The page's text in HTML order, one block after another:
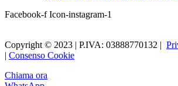
Facebook-f Icon-instagram-1
Copyright © 2023 | P.IVA: 03888770132 |
| Consenso Cookie
Chiama ora